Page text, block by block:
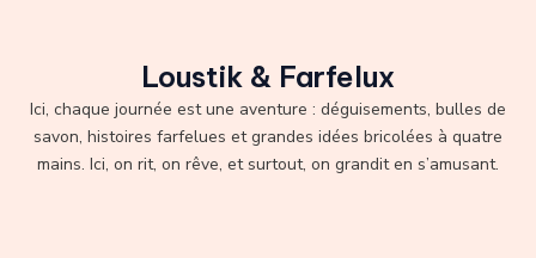
Loustik & Farfelux
Ici, chaque journée est une aventure : déguisements, bulles de
savon, histoires farfelues et grandes idées bricolées à quatre
mains. Ici, on rit, on rêve, et surtout, on grandit en s’amusant.